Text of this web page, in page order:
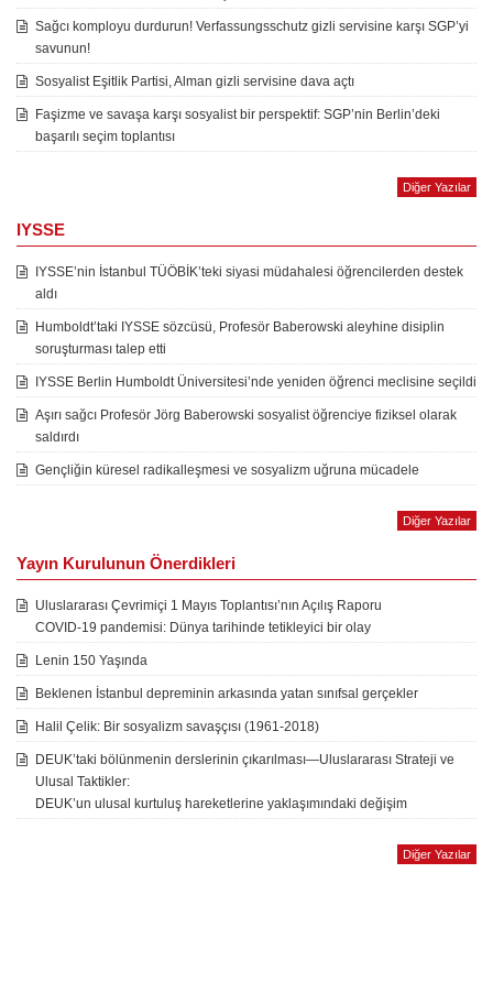
Sağcı komployu durdurun! Verfassungsschutz gizli servisine karşı SGP’yi
savunun!
Sosyalist Eşitlik Partisi, Alman gizli servisine dava açtı
Faşizme ve savaşa karşı sosyalist bir perspektif: SGP’nin Berlin’deki
başarılı seçim toplantısı
Diğer Yazılar
IYSSE
IYSSE’nin İstanbul TÜÖBİK’teki siyasi müdahalesi öğrencilerden destek
aldı
Humboldt’taki IYSSE sözcüsü, Profesör Baberowski aleyhine disiplin
soruşturması talep etti
IYSSE Berlin Humboldt Üniversitesi’nde yeniden öğrenci meclisine seçildi
Aşırı sağcı Profesör Jörg Baberowski sosyalist öğrenciye fiziksel olarak
saldırdı
Gençliğin küresel radikalleşmesi ve sosyalizm uğruna mücadele
Diğer Yazılar
Yayın Kurulunun Önerdikleri
Uluslararası Çevrimiçi 1 Mayıs Toplantısı’nın Açılış Raporu
COVID-19 pandemisi: Dünya tarihinde tetikleyici bir olay
Lenin 150 Yaşında
Beklenen İstanbul depreminin arkasında yatan sınıfsal gerçekler
Halil Çelik: Bir sosyalizm savaşçısı (1961-2018)
DEUK’taki bölünmenin derslerinin çıkarılması—Uluslararası Strateji ve
Ulusal Taktikler:
DEUK’un ulusal kurtuluş hareketlerine yaklaşımındaki değişim
Diğer Yazılar